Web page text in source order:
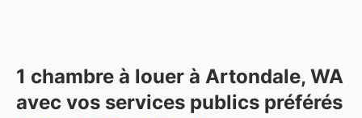
1 chambre à louer à Artondale, WA
avec vos services publics préférés